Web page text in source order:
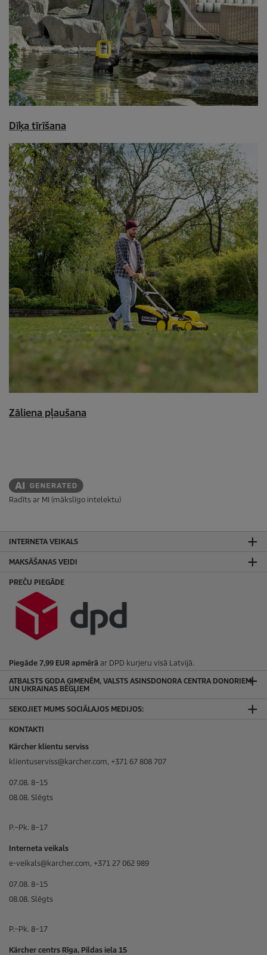
Dīķa tīrīšana
Zāliena pļaušana
Radīts ar MI (mākslīgo intelektu)
INTERNETA VEIKALS
MAKSĀŠANAS VEIDI
PREČU PIEGĀDE
Piegāde 7,99 EUR apmērā ar DPD kurjeru visā Latvijā.
ATBALSTS GODA ĢIMENĒM, VALSTS ASINSDONORA CENTRA DONORIEM
UN UKRAINAS BĒGĻIEM
SEKOJIET MUMS SOCIĀLAJOS MEDIJOS:
KONTAKTI
Kärcher klientu serviss
klientuserviss@karcher.com, +371 67 808 707
07.08. 8–15
08.08. Slēgts
P.–Pk. 8–17
Interneta veikals
e-veikals@karcher.com, +371 27 062 989
07.08. 8–15
08.08. Slēgts
P.–Pk. 8–17
Kärcher centrs Rīga, Pildas iela 15